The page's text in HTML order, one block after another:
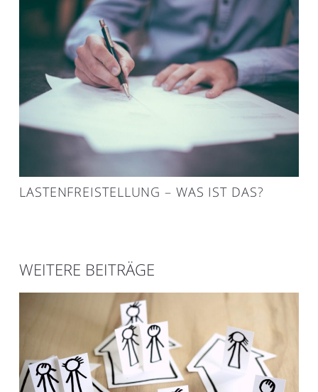
LASTENFREISTELLUNG – WAS IST DAS?
WEITERE BEITRÄGE